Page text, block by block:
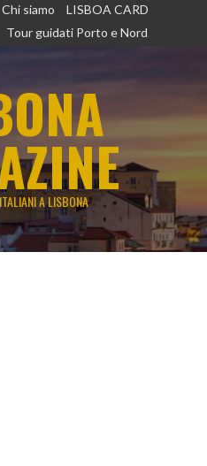
Chi siamo
LISBOA CARD
Tour guidati Porto e Nord
A LISBONA